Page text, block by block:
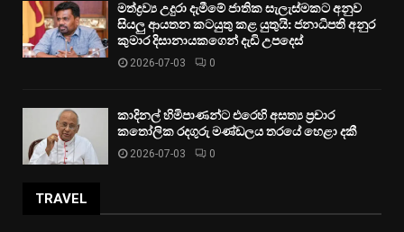
මත්ද්‍රව්‍ය උදුරා දැමීමේ ජාතික සැලැස්මකට අනුව
සියලු ආයතන කටයුතු කළ යුතුයි: ජනාධිපති අනුර
කුමාර දිසානායකගෙන් දැඩි උපදෙස්
2026-07-03 0
කාදිනල් හිමිපාණන්ට එරෙහි අසත්‍ය ප්‍රචාර
කතෝලික රදගුරු මණ්ඩලය තරයේ හෙළා දකී
2026-07-03 0
TRAVEL